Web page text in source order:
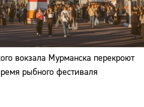
вокзала Мурманска перекроют
рыбного фестиваля